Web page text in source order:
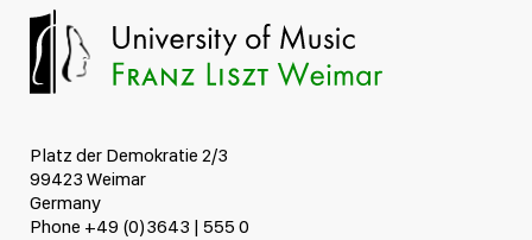
Platz der Demokratie 2/3
99423 Weimar
Germany
Phone +49 (0)3643 | 555 0